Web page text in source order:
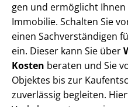
gen und ermöglicht
Immobilie. Schalten Sie
einen Sach­ver­stän­di­gen
ein. Dieser kann Sie über
Kosten beraten und Sie
Objektes bis zur
zuverlässig begleiten.